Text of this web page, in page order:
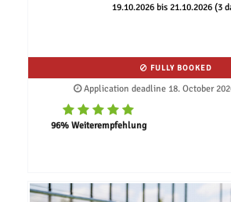
19.10.2026 bis 21.10.2026 (3
FULLY BOOKED
Application deadline 18. October
96% Weiterempfehlung